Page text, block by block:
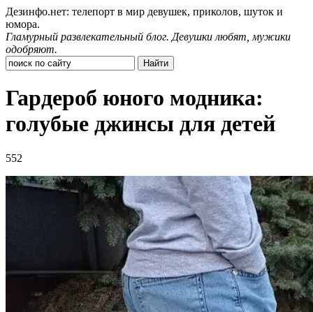
Дезинфо.нет: телепорт в мир девушек, приколов, шуток и
юмора.
Гламурный развлекательный блог. Девушки любят, мужики
одобряют.
Гардероб юного модника:
голубые джинсы для детей
552